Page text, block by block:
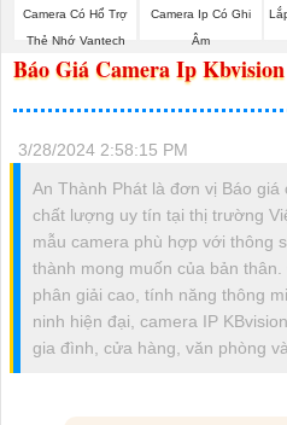
Camera Có Hổ Trợ
Thẻ Nhớ Vantech
Camera Ip Có Ghi
Âm
Báo Giá Camera Ip
3/28/2024 2:58:15 PM
An Thành Phát là đơn vị Báo giá
chất lượng uy tín tại thị trường
mẫu camera phù hợp với thông
thành mong muốn của bản
phân giải cao, tính năng thông
ninh hiện đại, camera IP
gia đình, cửa hàng, văn phòng